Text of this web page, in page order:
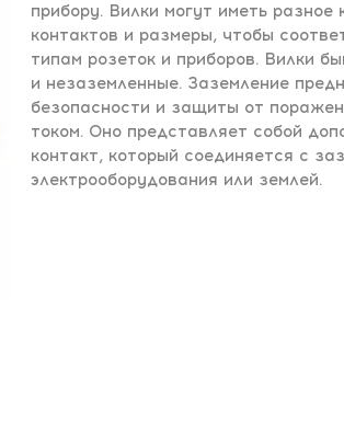
прибору. Вилки могут иметь разное
контактов и размеры, чтобы
типам розеток и приборов. Вилки
и незаземленные. Заземление
безопасности и защиты от
током. Оно представляет собой
контакт, который соединяется с
электрооборудования или землей.